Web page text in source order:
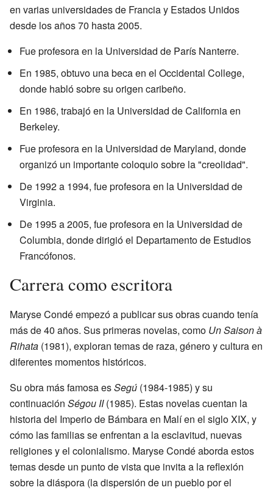
en varias universidades de Francia y Estados Unidos
desde los años 70 hasta 2005.
Fue profesora en la Universidad de París Nanterre.
En 1985, obtuvo una beca en el Occidental College,
donde habló sobre su origen caribeño.
En 1986, trabajó en la Universidad de California en
Berkeley.
Fue profesora en la Universidad de Maryland, donde
organizó un importante coloquio sobre la "creolidad".
De 1992 a 1994, fue profesora en la Universidad de
Virginia.
De 1995 a 2005, fue profesora en la Universidad de
Columbia, donde dirigió el Departamento de Estudios
Francófonos.
Carrera como escritora
Maryse Condé empezó a publicar sus obras cuando tenía
más de 40 años. Sus primeras novelas, como Un Saison à
Rihata (1981), exploran temas de raza, género y cultura en
diferentes momentos históricos.
Su obra más famosa esSegú (1984-1985) y su
continuación Ségou II(1985). Estas novelas cuentan la
historia del Imperio de Bámbara en Malí en el siglo XIX, y
cómo las familias se enfrentan a la esclavitud, nuevas
religiones y el colonialismo. Maryse Condé aborda estos
temas desde un punto de vista que invita a la reflexión
sobre la diáspora (la dispersión de un pueblo por el